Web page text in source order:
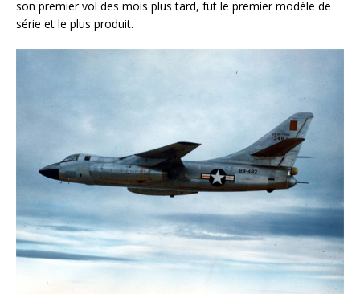
son premier vol des mois plus tard, fut le premier modèle de
série et le plus produit.